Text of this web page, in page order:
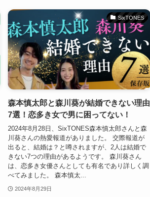
SixTONES
森本慎太郎と森川葵が結婚できない理由
7選！恋多き女で男に困ってない！
2024年8月28日、SixTONES森本慎太郎さんと森
川葵さんの熱愛報道がありました。 交際報道が
出ると、結婚は？と噂されますが、2人は結婚で
きない7つの理由があるようです。 森川葵さん
は、恋多き女優さんとしても有名であり詳しく調
べてみました。 森本慎太...
2024年8月29日